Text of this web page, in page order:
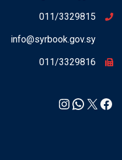
011/3329815
info@syrbook.gov.sy
011/3329816
Facebook
X
WhatsApp